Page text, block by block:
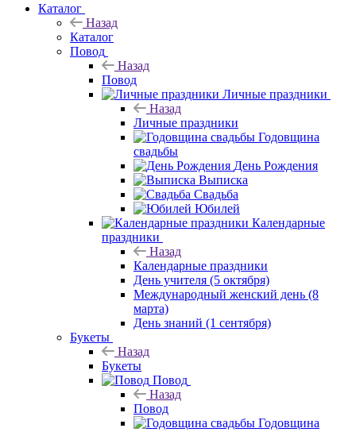
Каталог
Назад
Каталог
Повод
Назад
Повод
Личные праздники
Назад
Личные праздники
Годовщина
свадьбы
День Рождения
Выписка
Свадьба
Юбилей
Календарные
праздники
Назад
Календарные праздники
День учителя (5 октября)
Международный женский день (8
марта)
День знаний (1 сентября)
Букеты
Назад
Букеты
Повод
Назад
Повод
Годовщина